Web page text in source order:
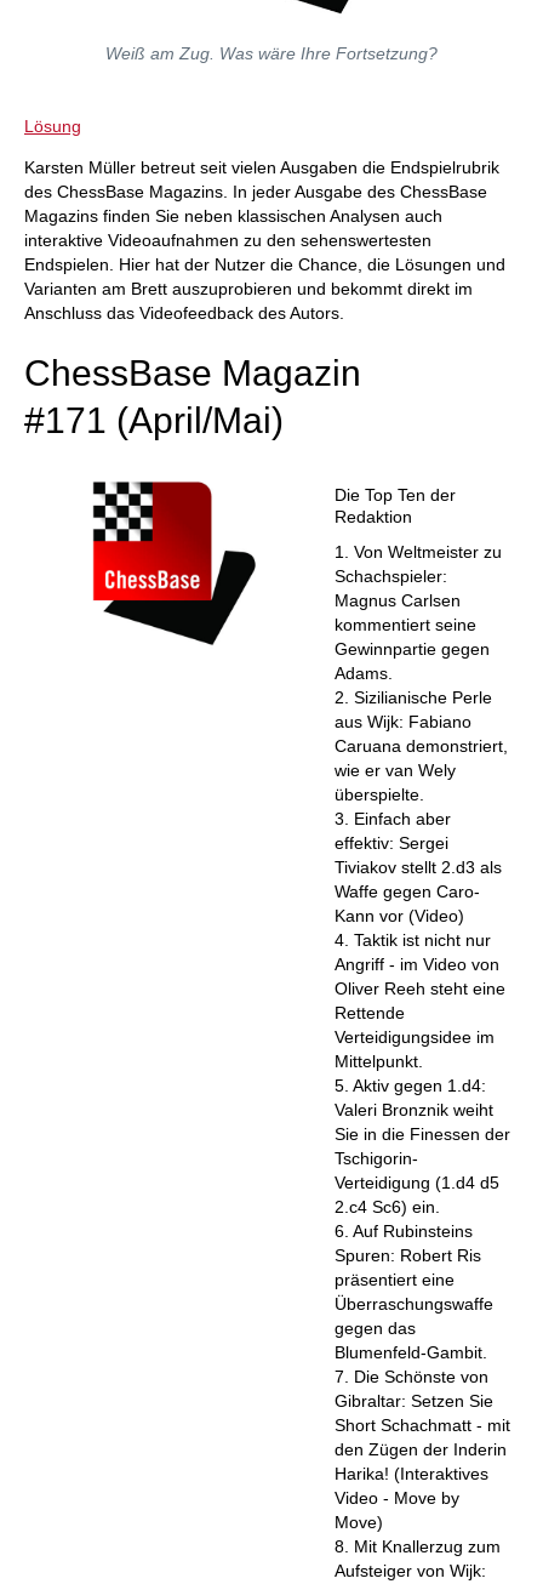
Weiß am Zug. Was wäre Ihre Fortsetzung?
Lösung
Karsten Müller betreut seit vielen Ausgaben die Endspielrubrik
des ChessBase Magazins. In jeder Ausgabe des ChessBase
Magazins finden Sie neben klassischen Analysen auch
interaktive Videoaufnahmen zu den sehenswertesten
Endspielen. Hier hat der Nutzer die Chance, die Lösungen und
Varianten am Brett auszuprobieren und bekommt direkt im
Anschluss das Videofeedback des Autors.
ChessBase Magazin
#171 (April/Mai)
Die Top Ten der
Redaktion
1. Von Weltmeister zu
Schachspieler:
Magnus Carlsen
kommentiert seine
Gewinnpartie gegen
Adams.
2. Sizilianische Perle
aus Wijk: Fabiano
Caruana demonstriert,
wie er van Wely
überspielte.
3. Einfach aber
effektiv: Sergei
Tiviakov stellt 2.d3 als
Waffe gegen Caro-
Kann vor (Video)
4. Taktik ist nicht nur
Angriff - im Video von
Oliver Reeh steht eine
Rettende
Verteidigungsidee im
Mittelpunkt.
5. Aktiv gegen 1.d4:
Valeri Bronznik weiht
Sie in die Finessen der
Tschigorin-
Verteidigung (1.d4 d5
2.c4 Sc6) ein.
6. Auf Rubinsteins
Spuren: Robert Ris
präsentiert eine
Überraschungswaffe
gegen das
Blumenfeld-Gambit.
7. Die Schönste von
Gibraltar: Setzen Sie
Short Schachmatt - mit
den Zügen der Inderin
Harika! (Interaktives
Video - Move by
Move)
8. Mit Knallerzug zum
Aufsteiger von Wijk: